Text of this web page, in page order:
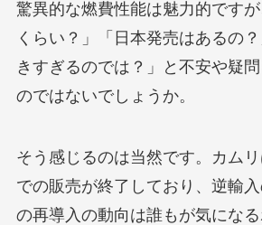
驚異的な燃費性能は魅力的です
くらい？」「日本発売はあるの
きすぎるのでは？」と不安や疑
のではないでしょうか。
そう感じるのは当然です。カム
での販売が終了しており、逆輸
の再導入の動向は誰もが気になる